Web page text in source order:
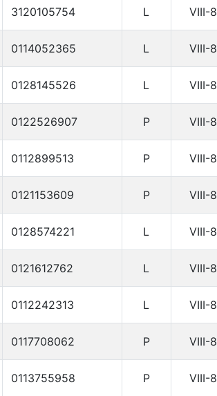
3120105754 L VIII-8
0114052365 L VIII-8
0128145526 L VIII-8
0122526907 P VIII-8
0112899513 P VIII-8
0121153609 P VIII-8
0128574221 L VIII-8
0121612762 L VIII-8
0112242313 L VIII-8
0117708062 P VIII-8
0113755958 P VIII-8